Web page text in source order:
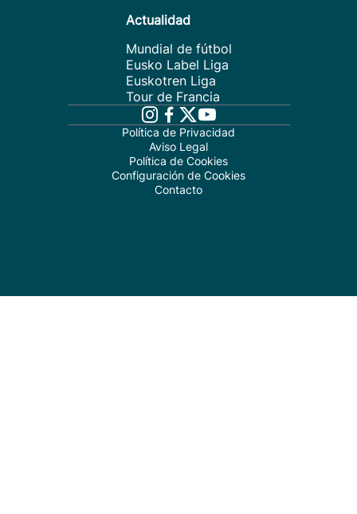
Actualidad
Mundial de fútbol
Eusko Label Liga
Euskotren Liga
Tour de Francia
Política de Privacidad
Aviso Legal
Política de Cookies
Configuración de Cookies
Contacto